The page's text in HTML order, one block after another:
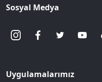
Sosyal Medya
Uygulamalarımız